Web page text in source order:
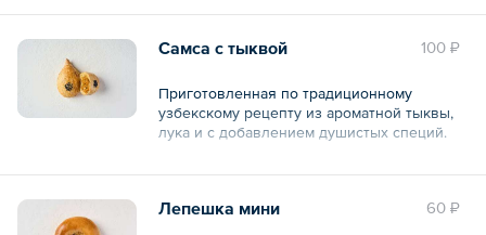
Общий вес – 70 г
100 ₽
Самса с тыквой
Приготовленная по традиционному
узбекскому рецепту из ароматной тыквы,
лука и с добавлением душистых специй.
Общий вес – 70 г
60 ₽
Лепешка мини